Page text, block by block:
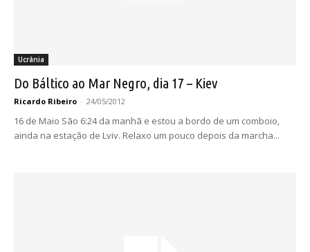
Ucrânia
Do Báltico ao Mar Negro, dia 17 – Kiev
Ricardo Ribeiro - 24/05/2012
16 de Maio São 6:24 da manhã e estou a bordo de um comboio,
ainda na estação de Lviv. Relaxo um pouco depois da marcha...